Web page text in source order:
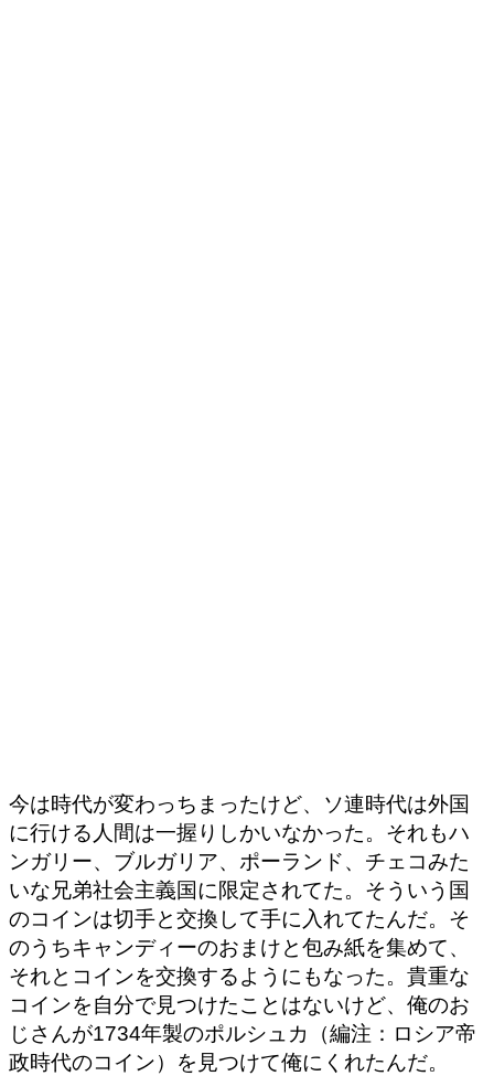
今は時代が変わっちまったけど、ソ連時代は外国
に行ける人間は一握りしかいなかった。それもハ
ンガリー、ブルガリア、ポーランド、チェコみた
いな兄弟社会主義国に限定されてた。そういう国
のコインは切手と交換して手に入れてたんだ。そ
のうちキャンディーのおまけと包み紙を集めて、
それとコインを交換するようにもなった。貴重な
コインを自分で見つけたことはないけど、俺のお
じさんが1734年製のポルシュカ（編注：ロシア帝
政時代のコイン）を見つけて俺にくれたんだ。